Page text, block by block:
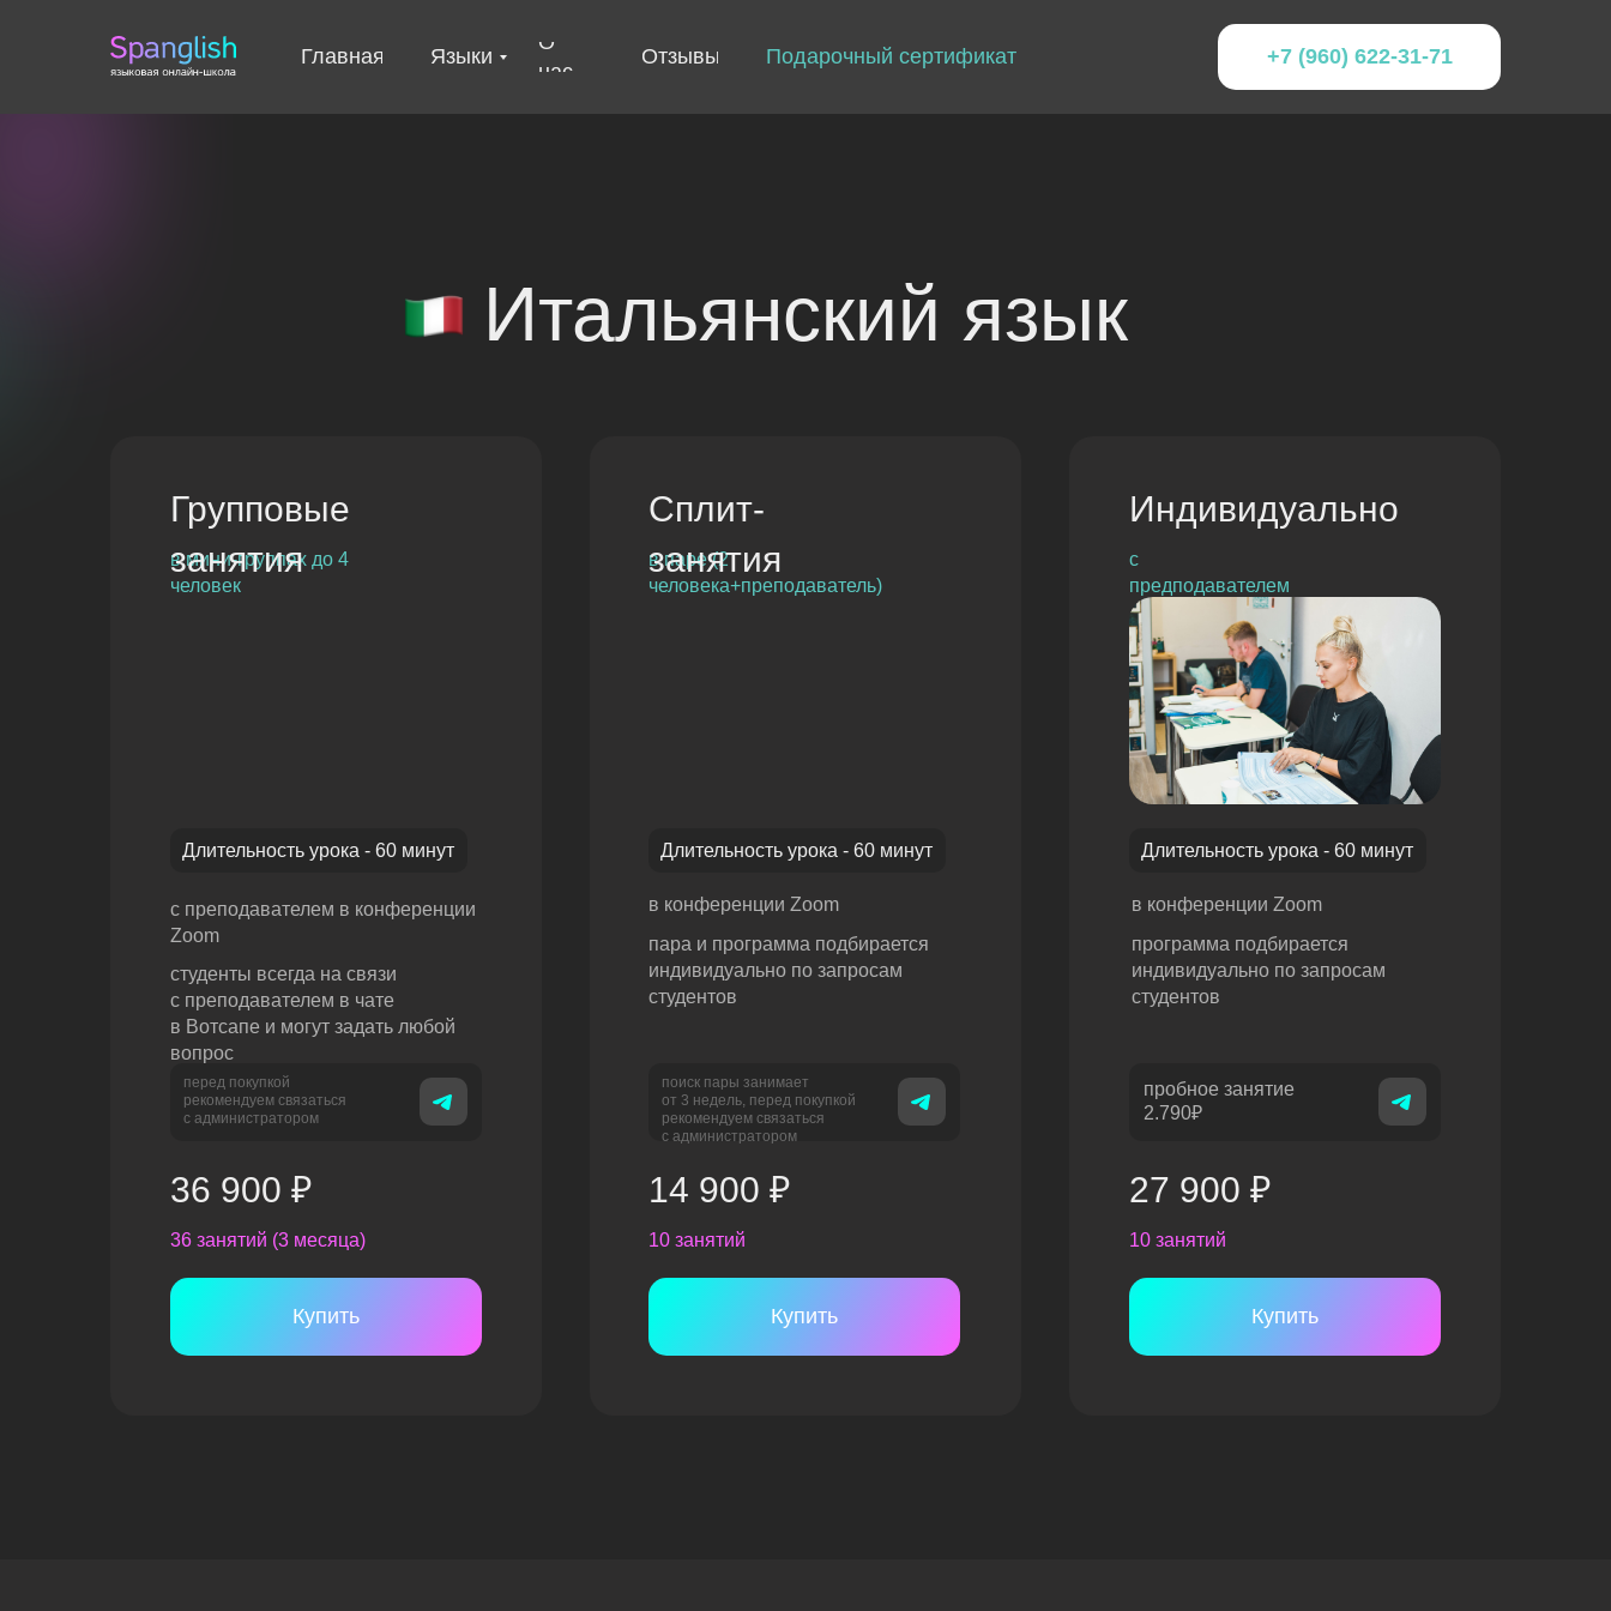
Главная Языки
О
нас
Подарочный сертификат
Отзывы +7 (960) 622-31-71
перед покупкой
рекомендуем связаться
с администратором
пробное занятие
2.790₽
поиск пары занимает
от 3 недель, перед покупкой
рекомендуем связаться
с администратором
Длительность урока - 60 минут Длительность урока - 60 минут Длительность урока - 60 минут
студенты всегда на связи
с преподавателем в чате
в Вотсапе и могут задать любой
вопрос
пара и программа подбирается
индивидуально по запросам
студентов
программа подбирается
индивидуально по запросам
студентов
с преподавателем в конференции
Zoom
в конференции Zoom в конференции Zoom
в паре (2
человека+преподаватель)
с
предподавателем
в мини-группах до 4
человек
Сплит-
занятия
Индивидуально
Групповые
занятия
14 900 ₽ 27 900 ₽
36 900 ₽
10 занятий 10 занятий
36 занятий (3 месяца)
Купить Купить Купить
Итальянский язык